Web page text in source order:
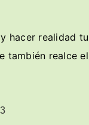
hacer realidad
también realce